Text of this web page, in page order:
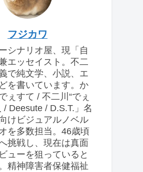
フジカワ
シナリオ屋、現「自
エッセイスト。不二
で純文学、小説、エ
を書いています。か
ぇすて / 不二川“でぇ
/ Deesute / D.S.T.」名
けビジュアルノベル
を多数担当。46歳頃
挑戦し、現在は真面
ューを狙っていると
精神障害者保健福祉